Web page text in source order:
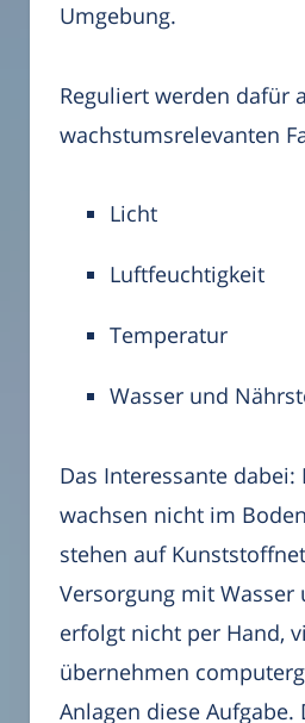
Umgebung.
Reguliert werden dafür
wachstumsrelevanten
Licht
Luftfeuchtigkeit
Temperatur
Wasser und
Das Interessante dabei:
wachsen nicht im
stehen auf
Versorgung mit
erfolgt nicht per Hand,
übernehmen
Anlagen diese